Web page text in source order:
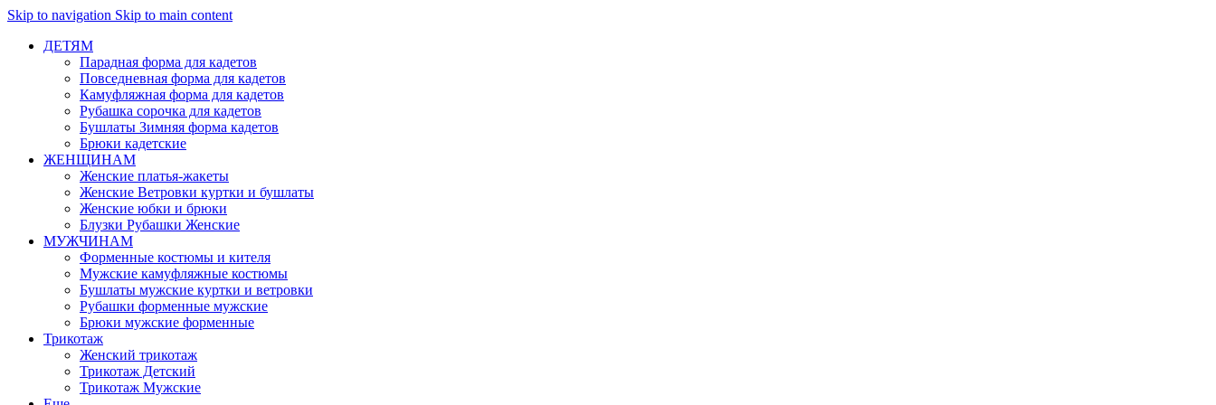
Skip to navigation Skip to main content
ДЕТЯМ
Парадная форма для кадетов
Повседневная форма для кадетов
Камуфляжная форма для кадетов
Рубашка сорочка для кадетов
Бушлаты Зимняя форма кадетов
Брюки кадетские
ЖЕНЩИНАМ
Женские платья-жакеты
Женские Ветровки куртки и бушлаты
Женские юбки и брюки
Блузки Рубашки Женские
МУЖЧИНАМ
Форменные костюмы и кителя
Мужские камуфляжные костюмы
Бушлаты мужские куртки и ветровки
Рубашки форменные мужские
Брюки мужские форменные
Трикотаж
Женский трикотаж
Трикотаж Детский
Трикотаж Мужские